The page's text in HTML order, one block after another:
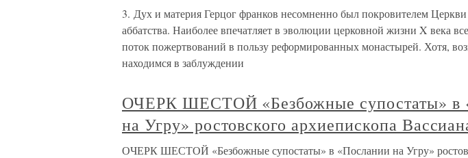
3. Дух и материя Герцог франков несомненно был покровителем Церкви
аббатства. Наиболее впечатляет в эволюции церковной жизни X века
поток пожертвований в пользу реформированных монастырей. Хотя,
находимся в заблуждении
ОЧЕРК ШЕСТОЙ «Безбожные супостаты» в
на Угру» ростовского архиепископа
ОЧЕРК ШЕСТОЙ «Безбожные супостаты» в «Послании на Угру»